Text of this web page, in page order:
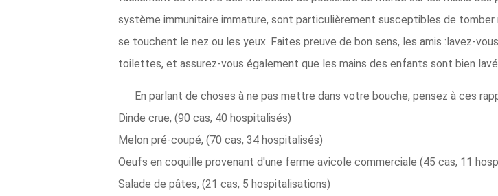
système immunitaire immature, sont particulièrement susceptibles de
se touchent le nez ou les yeux. Faites preuve de bon sens, les amis :lavez-
toilettes, et assurez-vous également que les mains des enfants sont bien
En parlant de choses à ne pas mettre dans votre bouche, pensez à ces
Dinde crue, (90 cas, 40 hospitalisés)
Melon pré-coupé, (70 cas, 34 hospitalisés)
Oeufs en coquille provenant d'une ferme avicole commerciale (45 cas, 11
Salade de pâtes, (21 cas, 5 hospitalisations)